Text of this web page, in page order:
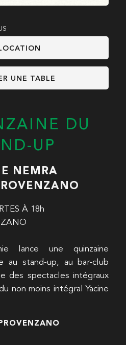
UNE TABLE
DU
UP
NEMRA
À 18h
lance une quinzaine
au stand-up, au bar-club
des spectacles intégraux
non moins intégral Yacine